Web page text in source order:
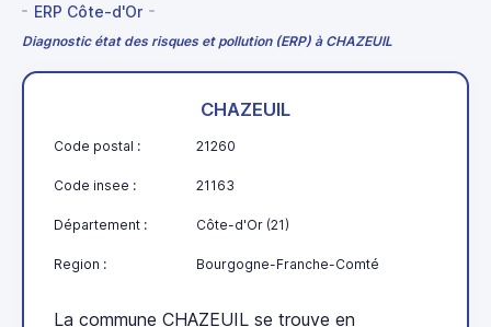
ERP Côte-d'Or
Diagnostic état des risques et pollution (ERP) à CHAZEUIL
CHAZEUIL
Code postal : 21260
Code insee : 21163
Département : Côte-d'Or (21)
Region : Bourgogne-Franche-Comté
La commune CHAZEUIL se trouve en